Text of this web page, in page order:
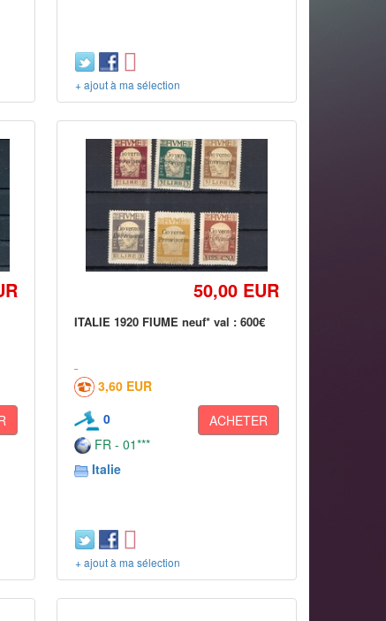
+ ajout à ma sélection
50,00 EUR
ITALIE 1920 FIUME neuf* val : 600€
3,60 EUR
0
ACHETER
FR - 01***
Italie
+ ajout à ma sélection